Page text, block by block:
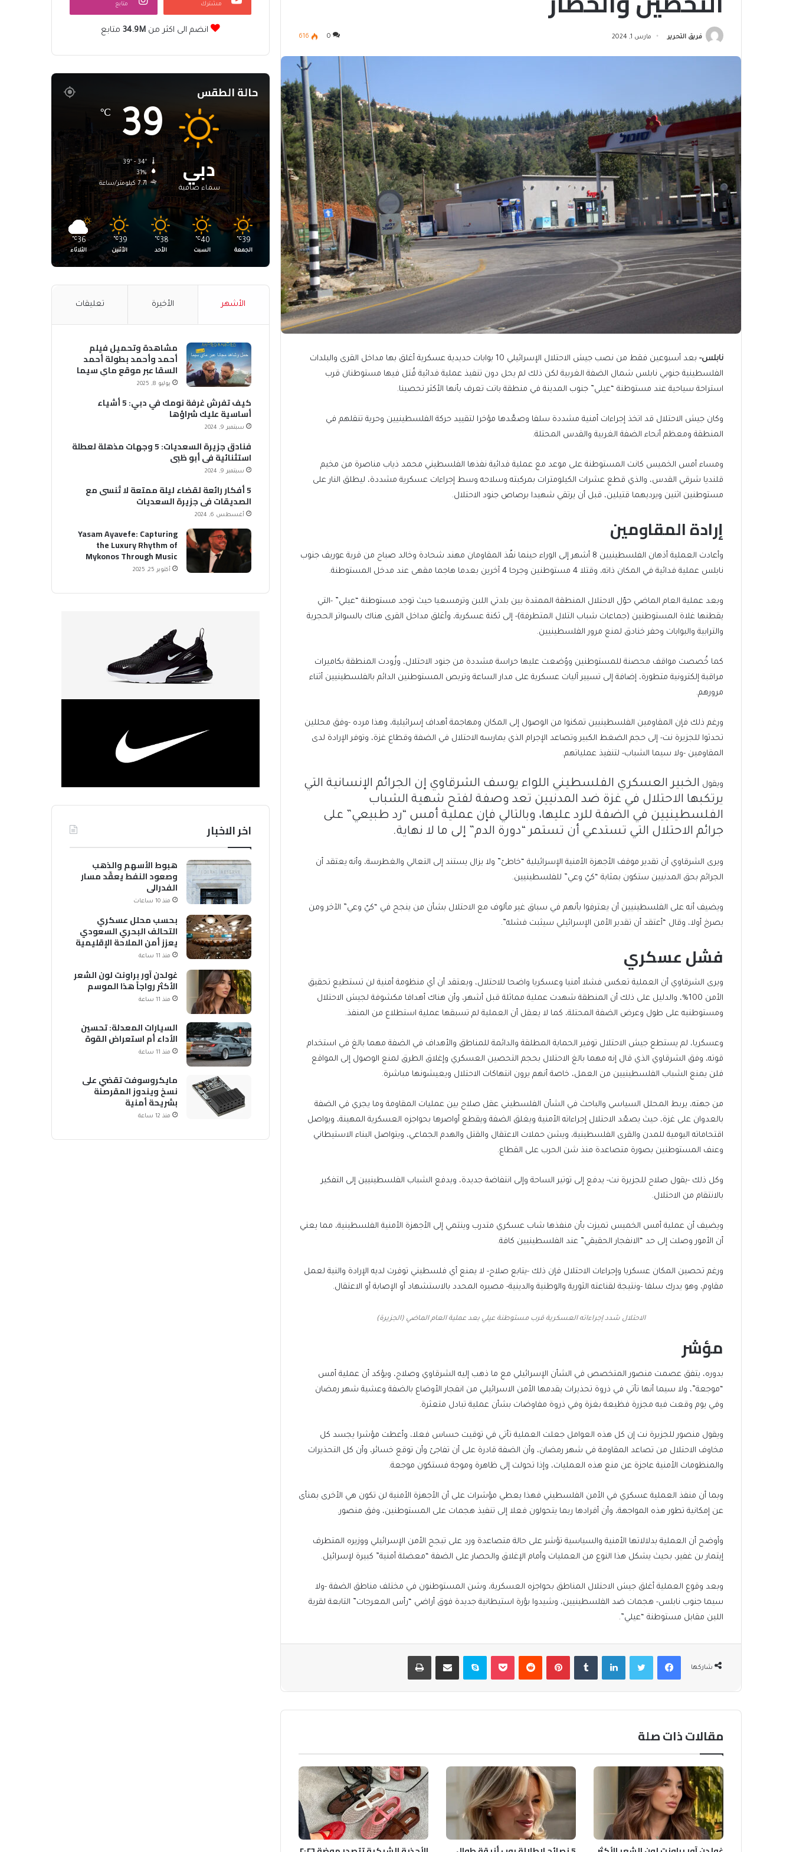
فريق التحرير مارس 1, 2024 0
616
نابلس-
بعد أسبوعين فقط من نصب جيش الاحتلال الإسرائيلي 10 بوابات حديدية عسكرية أغلق بها مداخل القرى والبلدات
الفلسطينية جنوبي نابلس شمال الضفة الغربية لكن ذلك لم يحل دون تنفيذ عملية فدائية قُتل فيها مستوطنان قرب
استراحة سياحية عند مستوطنة “عيلي” جنوب المدينة في منطقة باتت تعرف بأنها الأكثر تحصينا.
وكان جيش الاحتلال قد اتخذ إجراءات أمنية مشددة سلفا وصعَّدها مؤخرا لتقييد حركة الفلسطينيين وحرية تنقلهم في
المنطقة ومعظم أنحاء الضفة الغربية والقدس المحتلة.
ومساء أمس الخميس كانت المستوطنة على موعد مع عملية فدائية نفذها الفلسطيني محمد ذياب مناصرة من مخيم
قلنديا شرقي القدس، والذي قطع عشرات الكيلومترات بمركبته وسلاحه وسط إجراءات عسكرية مشددة، ليطلق النار على
مستوطنين اثنين ويرديهما قتيلين، قبل أن يرتقي شهيدا برصاص جنود الاحتلال.
إرادة المقاومين
وأعادت العملية أذهان الفلسطينيين 8 أشهر إلى الوراء حينما نفّذ المقاومان مهند شحادة وخالد صباح من قرية عوريف جنوب
نابلس عملية فدائية في المكان ذاته، وقتلا 4 مستوطنين وجرحا 4 آخرين بعدما هاجما مقهى عند مدخل المستوطنة.
وبعد عملية العام الماضي حوّل الاحتلال المنطقة الممتدة بين بلدتي اللبن وترمسعيا حيث توجد مستوطنة “عيلي” -التي
يقطنها غلاة المستوطنين (جماعات شباب التلال المتطرفة)- إلى ثكنة عسكرية، وأغلق مداخل القرى هناك بالسواتر الحجرية
والترابية والبوابات وحفر خنادق لمنع مرور الفلسطينيين.
كما خُصصت مواقف محصنة للمستوطنين ووُضعت عليها حراسة مشددة من جنود الاحتلال، وزُودت المنطقة بكاميرات
مراقبة إلكترونية متطورة، إضافة إلى تسيير آليات عسكرية على مدار الساعة وتربص المستوطنين الدائم بالفلسطينيين أثناء
مرورهم.
ورغم ذلك فإن المقاومين الفلسطينيين تمكنوا من الوصول إلى المكان ومهاجمة أهداف إسرائيلية، وهذا مرده -وفق محللين
تحدثوا للجزيرة نت- إلى حجم الضغط الكبير وتصاعد الإجرام الذي يمارسه الاحتلال في الضفة وقطاع غزة، وتوفر الإرادة لدى
المقاومين -ولا سيما الشباب- لتنفيذ عملياتهم.
ويقول الخبير العسكري الفلسطيني اللواء يوسف الشرقاوي إن الجرائم الإنسانية التي
يرتكبها الاحتلال في غزة ضد المدنيين تعد وصفة لفتح شهية الشباب
الفلسطينيين في الضفة للرد عليها، وبالتالي فإن عملية أمس “رد طبيعي” على
جرائم الاحتلال التي تستدعي أن تستمر “دورة الدم” إلى ما لا نهاية.
ويرى الشرقاوي أن تقدير موقف الأجهزة الأمنية الإسرائيلية “خاطئ” ولا يزال يستند إلى التعالي والغطرسة، وأنه يعتقد أن
الجرائم بحق المدنيين ستكون بمثابة “كيّ وعي” للفلسطينيين.
ويضيف أنه على الفلسطينيين أن يعترفوا بأنهم في سباق غير مألوف مع الاحتلال بشأن من ينجح في “كيّ وعي” الآخر ومن
يصرخ أولا، وقال “أعتقد أن تقدير الأمن الإسرائيلي سيثبت فشله”.
فشل عسكري
ويرى الشرقاوي أن العملية تعكس فشلا أمنيا وعسكريا واضحا للاحتلال، ويعتقد أن أي منظومة أمنية لن تستطيع تحقيق
الأمن 100%، والدليل على ذلك أن المنطقة شهدت عملية مماثلة قبل أشهر، وأن هناك أهدافا مكشوفة لجيش الاحتلال
ومستوطنيه على طول وعرض الضفة المحتلة، كما لا يعقل أن العملية لم تسبقها عملية استطلاع من المنفذ.
وعسكريا، لم يستطع جيش الاحتلال توفير الحماية المطلقة والدائمة للمناطق والأهداف في الضفة مهما بالغ في استخدام
قوته، وفق الشرقاوي الذي قال إنه مهما بالغ الاحتلال بحجم التحصين العسكري وإغلاق الطرق لمنع الوصول إلى المواقع
فلن يمنع الشباب الفلسطينيين من العمل، خاصة أنهم يرون انتهاكات الاحتلال ويعيشونها مباشرة.
من جهته، يربط المحلل السياسي والباحث في الشأن الفلسطيني عقل صلاح بين عمليات المقاومة وما يجري في الضفة
بالعدوان على غزة، حيث يصعّد الاحتلال إجراءاته الأمنية ويغلق الضفة ويقطع أواصرها بحواجزه العسكرية المهينة، ويواصل
اقتحاماته اليومية للمدن والقرى الفلسطينية، ويشن حملات الاعتقال والقتل والهدم الجماعي، ويتواصل البناء الاستيطاني
وعنف المستوطنين بصورة متصاعدة منذ شن الحرب على القطاع.
وكل ذلك -يقول صلاح للجزيرة نت- يدفع إلى توتير الساحة وإلى انتفاضة جديدة، ويدفع الشباب الفلسطينيين إلى التفكير
بالانتقام من الاحتلال.
ويضيف أن عملية أمس الخميس تميزت بأن منفذها شاب عسكري متدرب وينتمي إلى الأجهزة الأمنية الفلسطينية، مما يعني
أن الأمور وصلت إلى حد “الانفجار الحقيقي” عند الفلسطينيين كافة.
ورغم تحصين المكان عسكريا وإجراءات الاحتلال فإن ذلك -يتابع صلاح- لا يمنع أي فلسطيني توفرت لديه الإرادة والنية لعمل
مقاوم، وهو يدرك سلفا -ونتيجة لقناعته الثورية والوطنية والدينية- مصيره المحدد بالاستشهاد أو الإصابة أو الاعتقال.
الاحتلال شدد إجراءاته العسكرية قرب مستوطنة عيلي بعد عملية العام الماضي (الجزيرة)
مؤشر
بدوره، يتفق عصمت منصور المتخصص في الشأن الإسرائيلي مع ما ذهب إليه الشرقاوي وصلاح، ويؤكد أن عملية أمس
“موجعة”، ولا سيما أنها تأتي في ذروة تحذيرات يقدمها الأمن الاسرائيلي من انفجار الأوضاع بالضفة وعشية شهر رمضان
وفي يوم وقعت فيه مجزرة فظيعة بغزة وفي ذروة مفاوضات بشأن عملية تبادل متعثرة.
ويقول منصور للجزيرة نت إن كل هذه العوامل جعلت العملية تأتي في توقيت حساس فعلا، وأعطت مؤشرا يجسد كل
مخاوف الاحتلال من تصاعد المقاومة في شهر رمضان، وأن الضفة قادرة على أن تفاجئ وأن توقع خسائر، وأن كل التحذيرات
والمنظومات الأمنية عاجزة عن منع هذه العمليات، وإذا تحولت إلى ظاهرة وموجة فستكون موجعة.
وبما أن منفذ العملية عسكري في الأمن الفلسطيني فهذا يعطي مؤشرات على أن الأجهزة الأمنية لن تكون هي الأخرى بمنأى
عن إمكانية تطور هذه المواجهة، وأن أفرادها ربما يتحولون فعلا إلى تنفيذ هجمات على المستوطنين، وفق منصور.
وأوضح أن العملية بدلالاتها الأمنية والسياسية تؤشر على حالة متصاعدة ورد على تبجح الأمن الإسرائيلي ووزيره المتطرف
إيتمار بن غفير، بحيث يشكل هذا النوع من العمليات وأمام الإغلاق والحصار على الضفة “معضلة أمنية” كبيرة لإسرائيل.
وبعد وقوع العملية أغلق جيش الاحتلال المناطق بحواجزه العسكرية، وشن المستوطنون في مختلف مناطق الضفة -ولا
سيما جنوب نابلس- هجمات ضد الفلسطينيين، وشيدوا بؤرة استيطانية جديدة فوق أراضي “رأس المعرجات” التابعة لقرية
اللبن مقابل مستوطنة “عيلي”.
شاركها
فيسبوكتويتر لينكدإن بينتيريست بوكيت سكايب مشاركة عبر البريد طباعة
مقالات ذات صلة
مشترك متابع
انضم الى اكثر من34.9M متابع
حالة الطقس
دبي
سماء صافية
39
℃
31%
7.71 كيلومتر/ساعة
39
℃
الجمعة
40
℃
السبت
38
℃
الأحد
39
℃
الأثنين
36
℃
الثلاثاء
الأشهر الأخيرة تعليقات
مشاهدة وتحميل فيلم
أحمد وأحمد بطولة أحمد
السقا عبر موقع ماي سيما
MyCima (وي سيما WeCima)
يوليو 8, 2025
كيف تفرش غرفة نومك في دبي: 5 أشياء
أساسية عليك شراؤها
سبتمبر 9, 2024
فنادق جزيرة السعديات: 5 وجهات مذهلة لعطلة
استثنائية في أبو ظبي
سبتمبر 9, 2024
5 أفكار رائعة لقضاء ليلة ممتعة لا تُنسى مع
الصديقات في جزيرة السعديات
أغسطس 6, 2024
Yasam Ayavefe: Capturing
the Luxury Rhythm of
Mykonos Through Music
أكتوبر 25, 2025
اخر الاخبار
هبوط الأسهم والذهب
وصعود النفط يعقّد مسار
الفدرالي
منذ 10 ساعات
بحسب محلل عسكري
التحالف البحري السعودي
يعزز أمن الملاحة الإقليمية
والدولية
منذ 11 ساعة
غولدن آور براونت لون الشعر
الأكثر رواجاً هذا الموسم
منذ 11 ساعة
السيارات المعدلة: تحسين
الأداء أم استعراض القوة
منذ 11 ساعة
مايكروسوفت تقضي على
نسخ ويندوز المقرصنة
بشريحة أمنية
منذ 12 ساعة